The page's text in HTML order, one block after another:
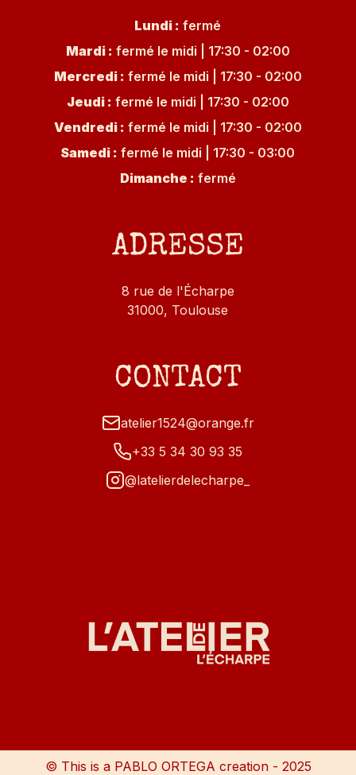
Lundi : fermé
Mardi: fermé le midi
17:30 - 02:00
Mercredi: fermé le midi
17:30 - 02:00
Jeudi: fermé le midi
17:30 - 02:00
Vendredi: fermé le midi
17:30 - 02:00
Samedi : fermé le midi
17:30 - 03:00
Dimanche : fermé
ADRESSE
8 rue de l'Écharpe
31000, Toulouse
CONTACT
atelier1524@orange.fr
+33 5 34 30 93 35
@latelierdelecharpe_
© This is a PABLO ORTEGA creation - 2025